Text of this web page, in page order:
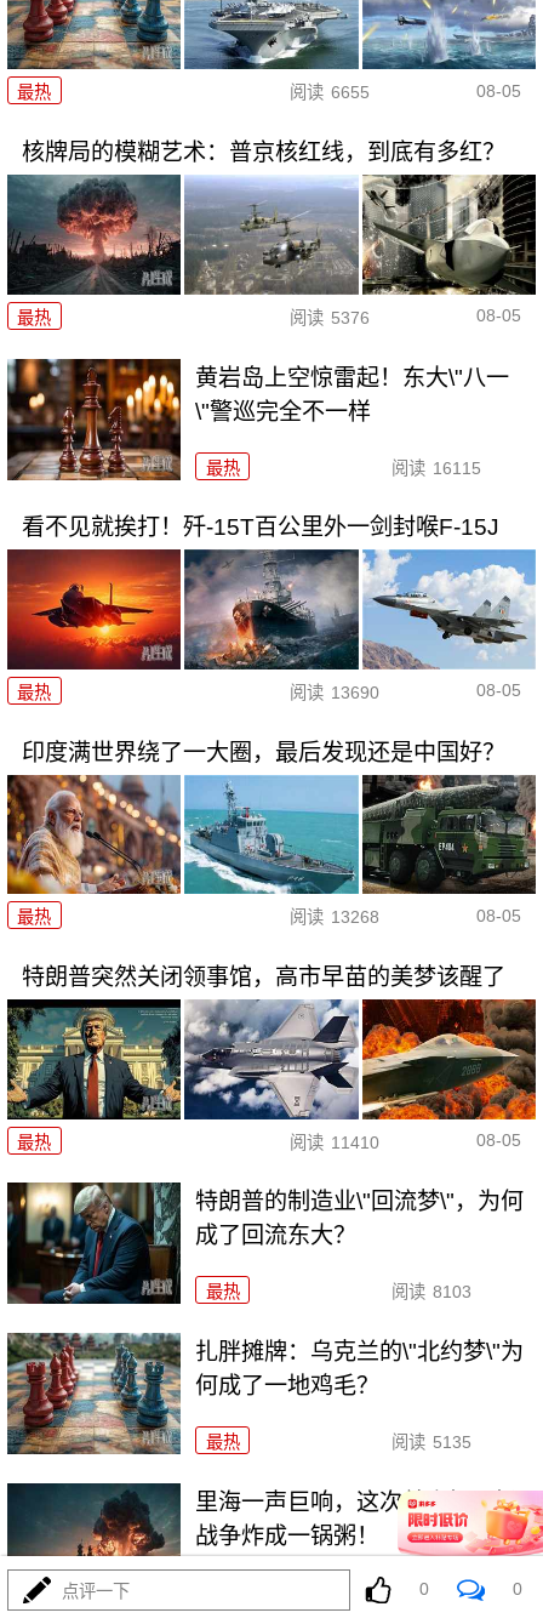
最热 阅读 6655 08-05
核牌局的模糊艺术：普京核红线，到底有多红？
最热 阅读 5376 08-05
黄岩岛上空惊雷起！东大\"八一
\"警巡完全不一样
最热 阅读 16115
看不见就挨打！歼-15T百公里外一剑封喉F-15J
最热 阅读 13690 08-05
印度满世界绕了一大圈，最后发现还是中国好？
最热 阅读 13268 08-05
特朗普突然关闭领事馆，高市早苗的美梦该醒了
最热 阅读 11410 08-05
特朗普的制造业\"回流梦\"，为何
成了回流东大？
最热 阅读 8103
扎胖摊牌：乌克兰的\"北约梦\"为
何成了一地鸡毛？
最热 阅读 5135
里海一声巨响，这次差点把两场
战争炸成一锅粥！
阅读 9848
点评一下 0 0